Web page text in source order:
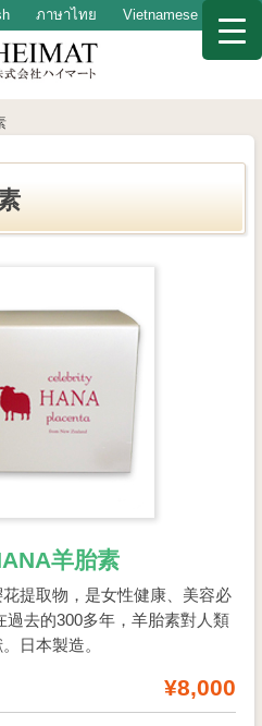
ภาษาไทย Vietnamese
羊胎素
提取物，是女性健康、美容必
去的300多年，羊胎素對人類
日本製造。
¥8,000